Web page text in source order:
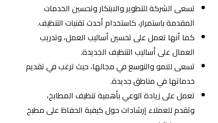
تسعى الشركة للتطوير والابتكار وتحسين الخدمات
المقدمة باستمرار، كاستخدام أحدث تقنيات التنظيف.
كما أنها تعمل على تحسين أساليب العمل، وتدريب
العمال على أساليب التنظيف الجديدة.
تسعى للنمو والتوسع في مجالها، حيث ترغب في تقديم
خدماتها في مناطق جديدة.
تعمل على زيادة الوعي بأهمية تنظيف المطابخ،
وتقدم للعملاء إرشادات حول كيفية الحفاظ على مطبخ